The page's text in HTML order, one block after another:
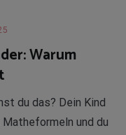
Warum
du das? Dein Kind
und du